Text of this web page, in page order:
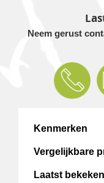
Neem gerust
Kenmerken
Vergelijkbare
Laatst bekeken